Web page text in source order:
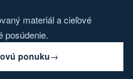
materiál a cieľové
posúdenie.
ponuku→